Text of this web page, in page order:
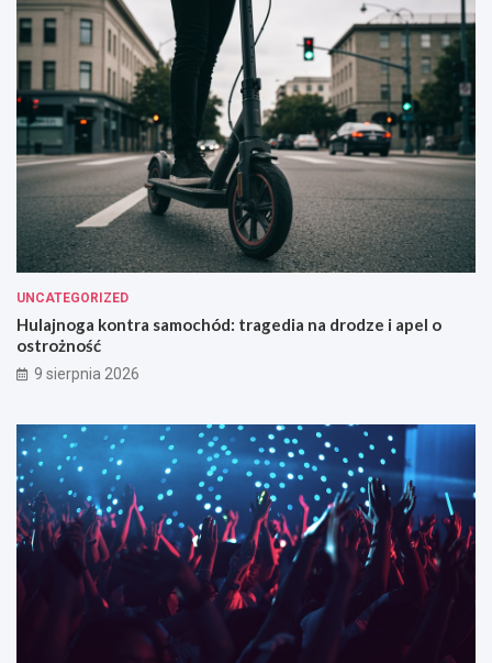
UNCATEGORIZED
Hulajnoga kontra samochód: tragedia na drodze i apel o
ostrożność
9 sierpnia 2026